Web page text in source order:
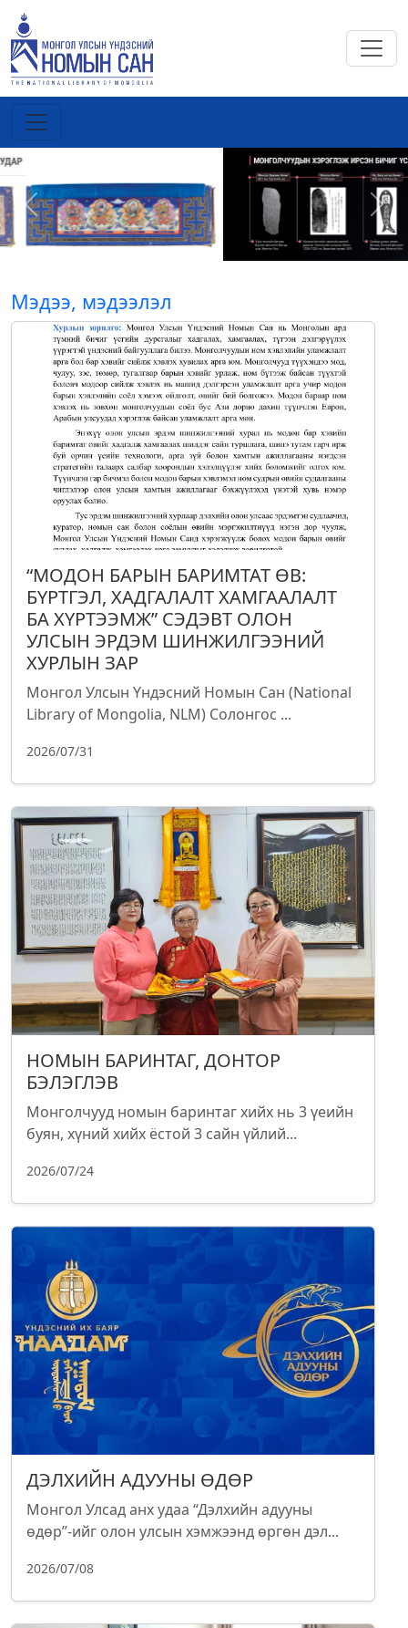
Previous Next
Мэдээ, мэдээлэл
“МОДОН БАРЫН БАРИМТАТ ӨВ:
БҮРТГЭЛ, ХАДГАЛАЛТ ХАМГААЛАЛТ
БА ХҮРТЭЭМЖ” СЭДЭВТ ОЛОН
УЛСЫН ЭРДЭМ ШИНЖИЛГЭЭНИЙ
ХУРЛЫН ЗАР
Монгол Улсын Үндэсний Номын Сан (National
Library of Mongolia, NLM) Солонгос ...
2026/07/31
НОМЫН БАРИНТАГ, ДОНТОР
БЭЛЭГЛЭВ
Монголчууд номын баринтаг хийх нь 3 үеийн
буян, хүний хийх ёстой 3 сайн үйлий...
2026/07/24
ДЭЛХИЙН АДУУНЫ ӨДӨР
Монгол Улсад анх удаа “Дэлхийн адууны
өдөр”-ийг олон улсын хэмжээнд өргөн дэл...
2026/07/08